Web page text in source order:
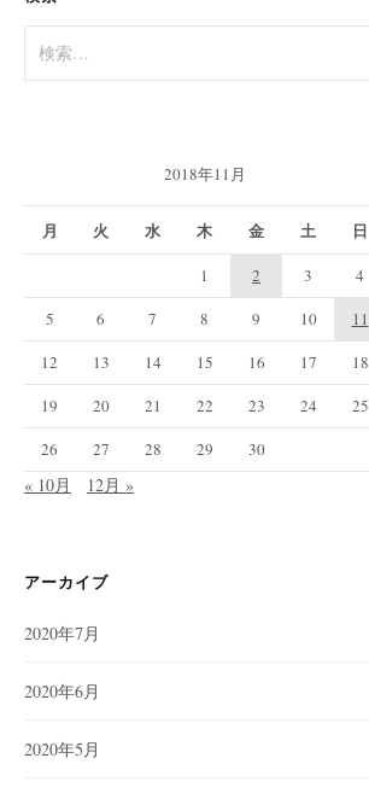
索:
2018年11月
月 火 水 木 金 土 日
1 2 3
4
5
6 7 8 9 10
11
12
13 14 15 16 17
18
19
20 21 22 23 24
25
26
27 28 29 30
« 10月 12月 »
アーカイブ
2020年7月
2020年6月
2020年5月